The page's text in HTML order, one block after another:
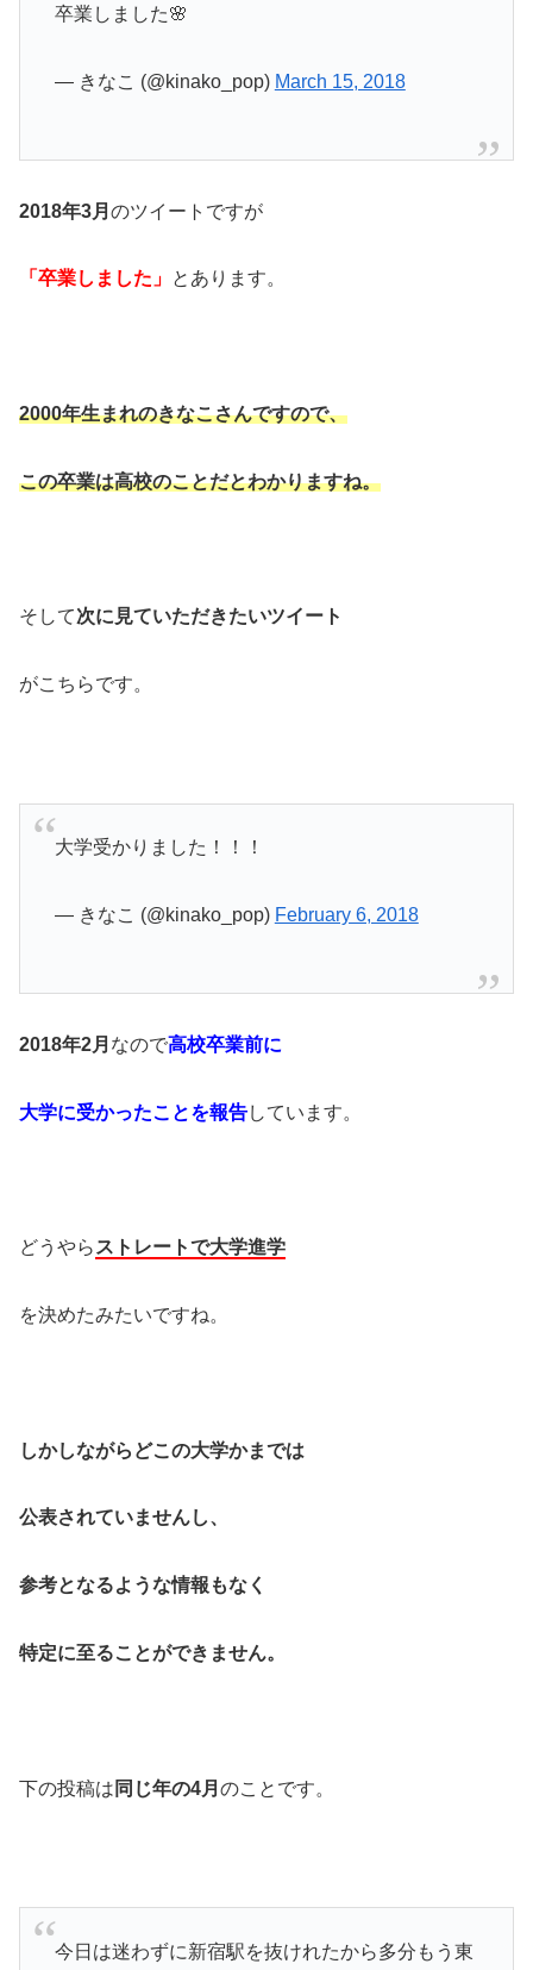
卒業しました🌸
— きなこ (@kinako_pop) March 15, 2018
2018年3月 のツイートですが
「卒業しました」 とあります。
2000年生まれのきなこさんですので、
この卒業は高校のことだとわかりますね。
そして次に見ていただきたいツイート
がこちらです。
大学受かりました！！！
— きなこ (@kinako_pop) February 6, 2018
2018年2月 なので高校卒業前に
大学に受かったことを報告しています。
どうやら ストレートで大学進学
を決めたみたいですね。
しかしながらどこの大学かまでは
公表されていませんし、
参考となるような情報もなく
特定に至ることができません。
下の投稿は 同じ年の4月 のことです。
今日は迷わずに新宿駅を抜けれたから多分もう東